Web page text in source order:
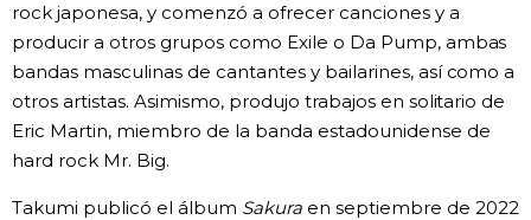
Datos de Japón
Fragmentos de Japón
rock japonesa, y comenzó a ofrecer canciones y a
producir a otros grupos como Exile o Da Pump, ambas
bandas masculinas de cantantes y bailarines, así como a
otros artistas. Asimismo, produjo trabajos en solitario de
Eric Martin, miembro de la banda estadounidense de
hard rock Mr. Big.
Takumi publicó el álbum Sakuraen septiembre de 2022